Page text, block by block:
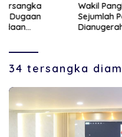
Wakil Panglima TNI Bersama
Sejumlah Pejabat Negara
Dianugerahi Warga
34 tersangka